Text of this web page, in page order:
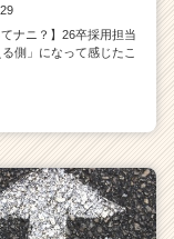
てナニ？】26卒採用担当
側」になって感じたこ